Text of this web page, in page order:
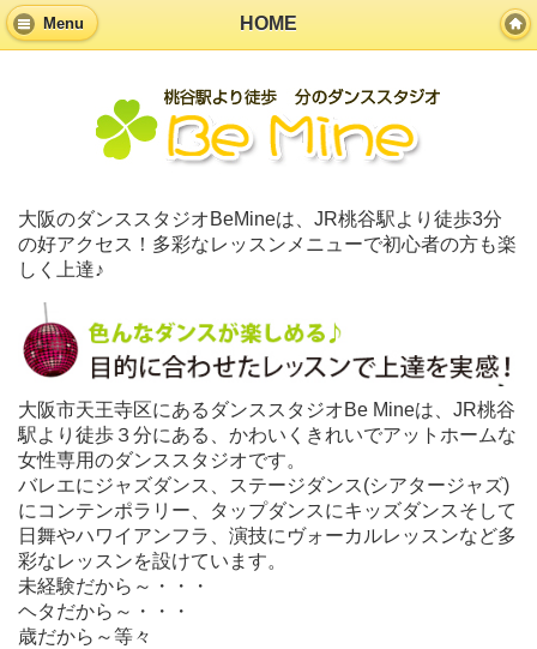
Menu HOME
大阪のダンススタジオBeMineは、JR桃谷駅より徒歩3分
の好アクセス！多彩なレッスンメニューで初心者の方も楽
しく上達♪
大阪市天王寺区にあるダンススタジオBe Mineは、JR桃谷
駅より徒歩３分にある、かわいくきれいでアットホームな
女性専用のダンススタジオです。
バレエにジャズダンス、ステージダンス(シアタージャズ)
にコンテンポラリー、タップダンスにキッズダンスそして
日舞やハワイアンフラ、演技にヴォーカルレッスンなど多
彩なレッスンを設けています。
未経験だから～・・・
ヘタだから～・・・
歳だから～等々